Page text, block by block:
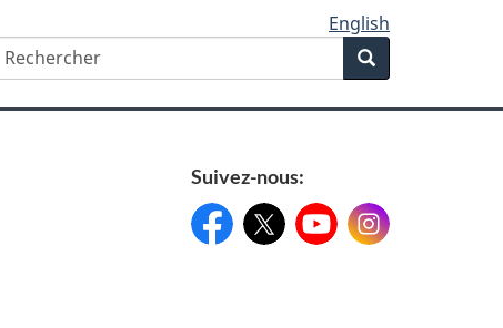
English
Rechercher
Suivez-nous:
Facebook:FacebookPageName
X: @XAccount
YouTube:YouTubeName
Instagram: